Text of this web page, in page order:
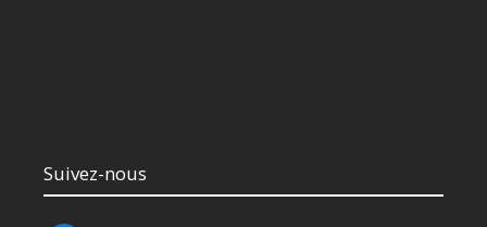
Suivez-nous